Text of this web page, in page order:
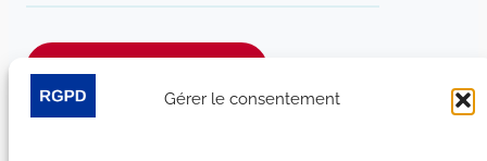
Gérer le consentement